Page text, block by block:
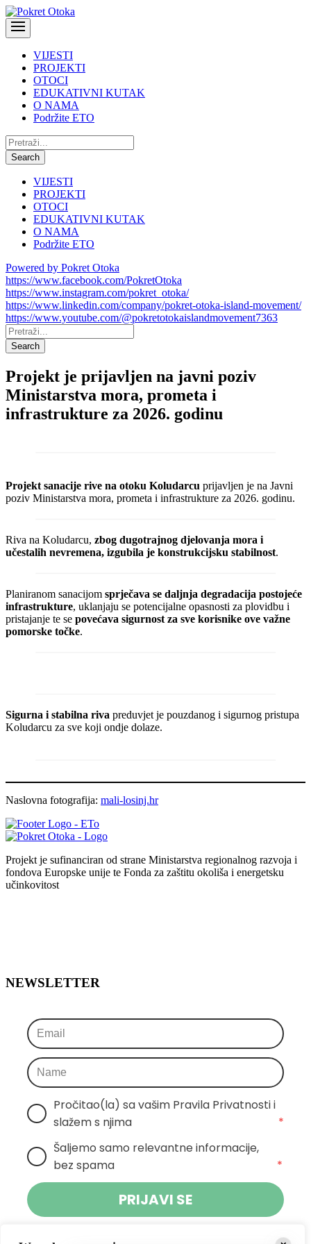
VIJESTI
PROJEKTI
OTOCI
EDUKATIVNI KUTAK
O NAMA
Podržite ETO
Pretraži:
Search
VIJESTI
PROJEKTI
OTOCI
EDUKATIVNI KUTAK
O NAMA
Podržite ETO
Powered by Pokret Otoka
https://www.facebook.com/PokretOtoka
https://www.instagram.com/pokret_otoka/
https://www.linkedin.com/company/pokret-otoka-island-movement/
https://www.youtube.com/@pokretotokaislandmovement7363
Pretraži:
Search
Projekt je prijavljen na javni poziv
Ministarstva mora, prometa i
infrastrukture za 2026. godinu
Projekt sanacije rive na otoku Koludarcu prijavljen je na Javni
poziv Ministarstva mora, prometa i infrastrukture za 2026. godinu.
Riva na Koludarcu, zbog dugotrajnog djelovanja mora i
učestalih nevremena, izgubila je konstrukcijsku stabilnost.
Planiranom sanacijom sprječava se daljnja degradacija postojeće
infrastrukture, uklanjaju se potencijalne opasnosti za plovidbu i
pristajanje te se povećava sigurnost za sve korisnike ove važne
pomorske točke.
Sigurna i stabilna riva preduvjet je pouzdanog i sigurnog pristupa
Koludarcu za sve koji ondje dolaze.
Naslovna fotografija: mali-losinj.hr
Projekt je sufinanciran od strane Ministarstva regionalnog razvoja i
fondova Europske unije te Fonda za zaštitu okoliša i energetsku
učinkovitost
NEWSLETTER
Pročitao(la) sa vašim Pravila Privatnosti i
slažem s njima
*
Šaljemo samo relevantne informacije,
bez spama
*
PRIJAVI SE
Klikom na gumb dajete suglasnost za primanje novosti Pokreta